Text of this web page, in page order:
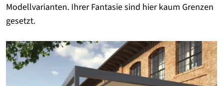
Modellvarianten. Ihrer Fantasie sind hier kaum Grenzen
gesetzt.